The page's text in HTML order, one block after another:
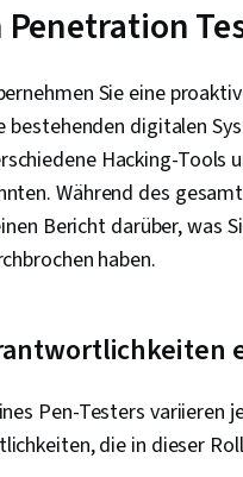
Sie eine
bestehenden digitalen
Hacking-Tools
Während des
Bericht darüber, was
haben.
Pen-Testers variieren
die in dieser